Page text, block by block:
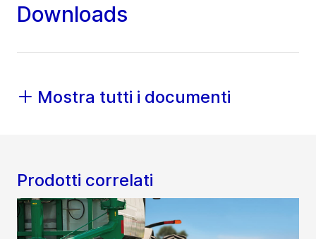
Downloads
Mostra tutti i documenti
Prodotti correlati